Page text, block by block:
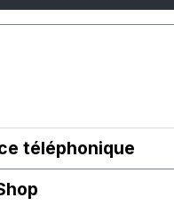
téléphonique